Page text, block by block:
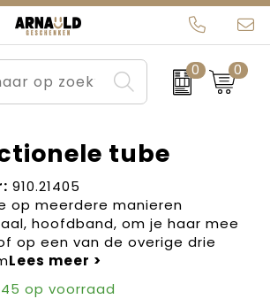
0 0
tube
910.21405
op meerdere manieren
hoofdband, om je haar mee
op een van de overige drie
op voorraad